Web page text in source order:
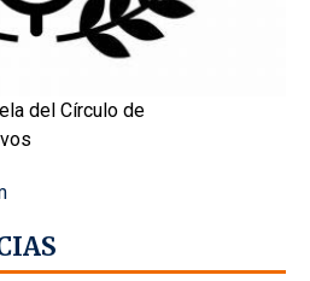
del Círculo de